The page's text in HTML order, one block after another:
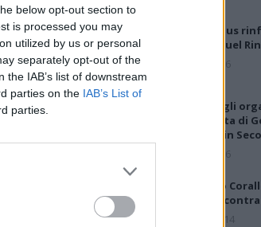
below opt-out section to
is processed you may
utilized by us or personal
separately opt-out of the
IAB’s list of downstream
parties on the IAB’s List of
parties.
Il Selargius
con Manuel
6 Ago 2026
Definiti gli
l'aggiunta di
Ottava, in
7 Ago 2026
Su Porto
play-off
27 Apr 2014